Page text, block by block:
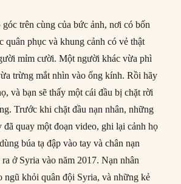
trên cùng của bức ảnh, nơi có bốn
quân phục và khung cảnh có vẻ thật
mỉm cười. Một người khác vừa phì
trừng mắt nhìn vào ống kính. Rồi hãy
và bạn sẽ thấy một cái đầu bị chặt rời
Trước khi chặt đầu nạn nhân, những
đã quay một đoạn video, ghi lại cảnh họ
búa tạ đập vào tay và chân nạn
ở Syria vào năm 2017. Nạn nhân
ngũ khỏi quân đội Syria, và những kẻ